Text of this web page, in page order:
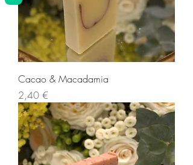
Cacao & Macadamia
Prix
2,40 €